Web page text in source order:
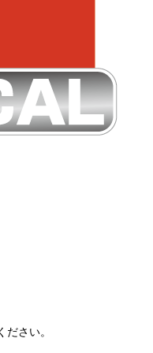
さい。